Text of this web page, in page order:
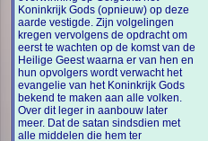
Koninkrijk Gods (opnieuw) op deze
aarde vestigde. Zijn volgelingen
kregen vervolgens de opdracht om
eerst te wachten op de komst van de
Heilige Geest waarna er van hen en
hun opvolgers wordt verwacht het
evangelie van het Koninkrijk Gods
bekend te maken aan alle volken.
Over dit leger in aanbouw later
meer. Dat de satan sindsdien met
alle middelen die hem ter